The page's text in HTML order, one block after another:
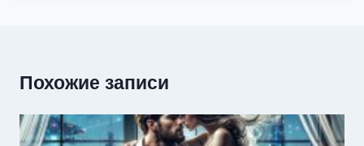
Похожие записи